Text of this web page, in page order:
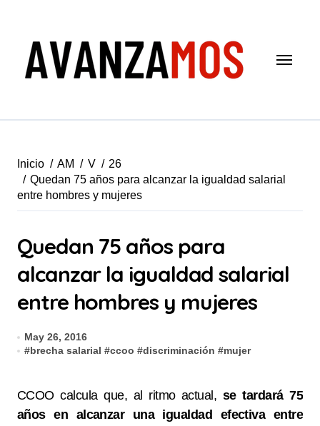
Inicio AM V
26
Quedan 75 años para alcanzar la igualdad salarial
entre hombres y mujeres
Quedan 75 años para
alcanzar la igualdad salarial
entre hombres y mujeres
May 26, 2016
#brecha salarial #ccoo #discriminación #mujer
CCOO calcula que, al ritmo actual, se tardará 75
años en alcanzar una igualdad efectiva entre